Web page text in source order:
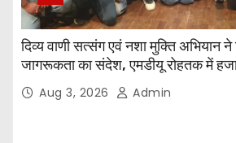
दिव्य वाणी सत्संग एवं नशा मुक्ति अभियान
जागरूकता का संदेश, एमडीयू रोहतक में
संकल्पAug 3, 2026 Admin